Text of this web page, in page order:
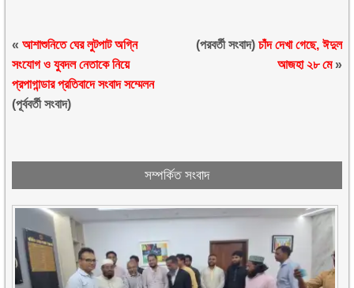
«আশাশুনিতে ঘের লুটপাট অগ্নি
সংযোগ ও যুবদল নেতাকে নিয়ে
প্রপাগান্ডার প্রতিবাদে সংবাদ সম্মেলন
(পূর্ববর্তী সংবাদ)
(পরবর্তী সংবাদ) চাঁদ দেখা গেছে, ঈদুল
আজহা ২৮ মে»
সম্পর্কিত সংবাদ